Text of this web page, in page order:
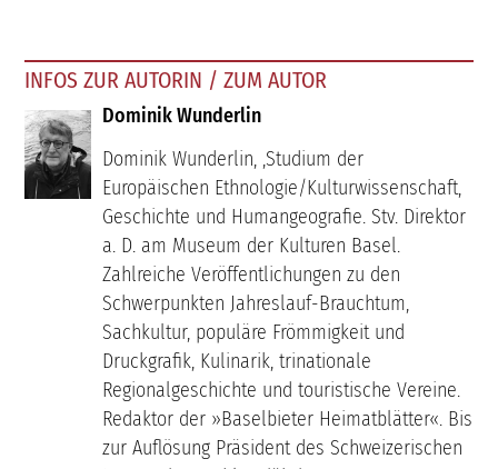
INFOS ZUR AUTORIN / ZUM AUTOR
Dominik Wunderlin
Dominik Wunderlin, ,Studium der
Europäischen Ethnologie/Kulturwissenschaft,
Geschichte und Humangeografie. Stv. Direktor
a. D. am Museum der Kulturen Basel.
Zahlreiche Veröffentlichungen zu den
Schwerpunkten Jahreslauf-Brauchtum,
Sachkultur, populäre Frömmigkeit und
Druckgrafik, Kulinarik, trinationale
Regionalgeschichte und touristische Vereine.
Redaktor der »Baselbieter Heimatblätter«. Bis
zur Auflösung Präsident des Schweizerischen